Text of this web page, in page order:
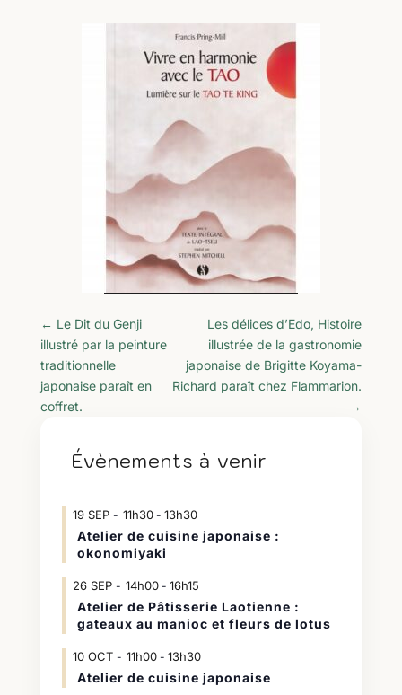
← Le Dit du Genji
illustré par la peinture
traditionnelle
japonaise paraît en
coffret.
Les délices d’Edo, Histoire
illustrée de la gastronomie
japonaise de Brigitte Koyama-
Richard paraît chez Flammarion.
→
Évènements à venir
19 SEP 11h30- 13h30
Atelier de cuisine japonaise :
okonomiyaki
26 SEP 14h00- 16h15
Atelier de Pâtisserie Laotienne :
gateaux au manioc et fleurs de lotus
10 OCT 11h00- 13h30
Atelier de cuisine japonaise